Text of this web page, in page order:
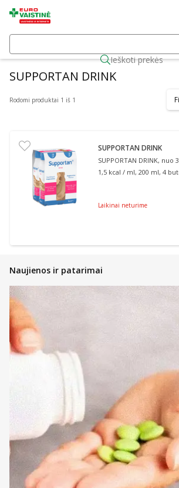
Ieškoti prekės
SUPPORTAN DRINK
Rodomi produktai 1 iš 1
SUPPORTAN DRINK
SUPPORTAN DRINK,
1,5 kcal / ml, 200 ml, 4
Laikinai neturime
Naujienos ir patarimai